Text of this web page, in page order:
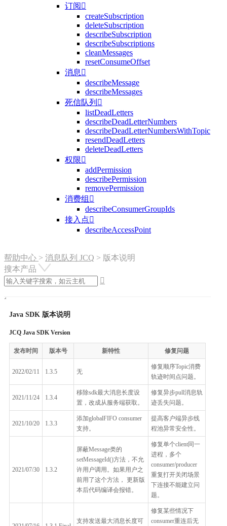
订阅 
createSubscription
deleteSubscription
describeSubscription
describeSubscriptions
cleanMessages
resetConsumeOffset
消息 
describeMessage
describeMessages
死信队列 
listDeadLetters
describeDeadLetterNumbers
describeDeadLetterNumbersWithTopic
resendDeadLetters
deleteDeadLetters
权限
addPermission
describePermission
removePermission
消费组 
describeConsumerGroupIds
接入点
describeAccessPoint
帮助中心 > 消息队列 JCQ > 版本说明
搜本产品

Java SDK 版本说明
JCQ Java SDK Version
发布时间 版本号 新特性 修复问题
2022/02/11 1.3.5 无
修复顺序Topic消费
轨迹时间点问题。
2021/11/24 1.3.4
移除sdk最大消息长度设
置，改成从服务端获取。
修复异步pull消息轨
迹丢失问题。
2021/10/20 1.3.3
添加globalFIFO consumer
支持。
提高客户端异步线
程池异常安全性。
2021/07/30 1.3.2
屏蔽Message类的
setMessageId()方法，不允
许用户调用。如果用户之
前用了这个方法， 更新版
本后代码编译会报错。
修复单个client同一
进程，多个
consumer/producer
重复打开关闭场景
下连接不能建立问
题。
支持发送最大消息长度可
修复某些情况下
consumer重连后无